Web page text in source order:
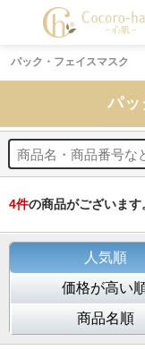
パック・フェイスマスク
パッ
4件の商品がございます
人気順
価格が高い
商品名順